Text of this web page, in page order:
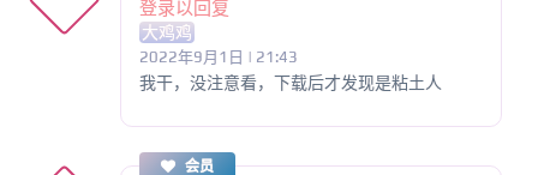
登录以回复
大鸡鸡
2022年9月1日 | 21:43
我干，没注意看，下载后才发现是粘土人
会员